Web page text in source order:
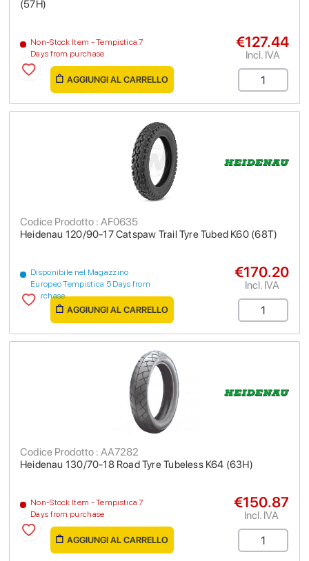
(57H)
Non-Stock Item - Tempistica 7
Days from purchase
€127.44
Incl. IVA
AGGIUNGI AL CARRELLO
Heidenau 120/90-17 Catspaw Trail Tyre Tubed K60 (68T)
Codice Prodotto : AF0635
Disponibile nel Magazzino
Europeo Tempistica 5 Days from
purchase
€170.20
Incl. IVA
AGGIUNGI AL CARRELLO
Heidenau 130/70-18 Road Tyre Tubeless K64 (63H)
Codice Prodotto : AA7282
Non-Stock Item - Tempistica 7
Days from purchase
€150.87
Incl. IVA
AGGIUNGI AL CARRELLO